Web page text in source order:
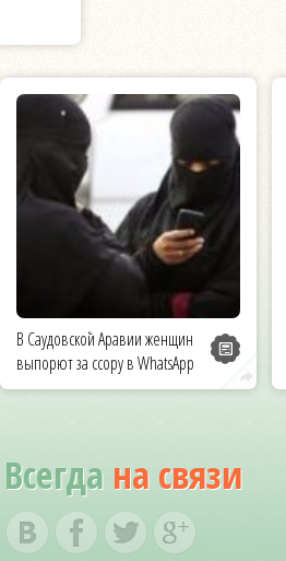
В Саудовской Аравии женщин
выпорют за ссору в WhatsApp
Всегда на связи